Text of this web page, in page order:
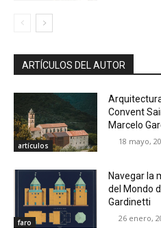
ARTÍCULOS DEL AUTOR
artículos
Convent
Marcelo
18 mayo,
faro
Navegar la
del Mondo
Gardinetti
26 enero,